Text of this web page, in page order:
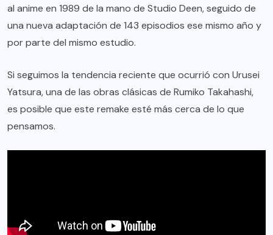
al anime en 1989 de la mano de Studio Deen, seguido de
una nueva adaptación de 143 episodios ese mismo año y
por parte del mismo estudio.
Si seguimos la tendencia reciente que ocurrió con Urusei
Yatsura, una de las obras clásicas de Rumiko Takahashi,
es posible que este remake esté más cerca de lo que
pensamos.